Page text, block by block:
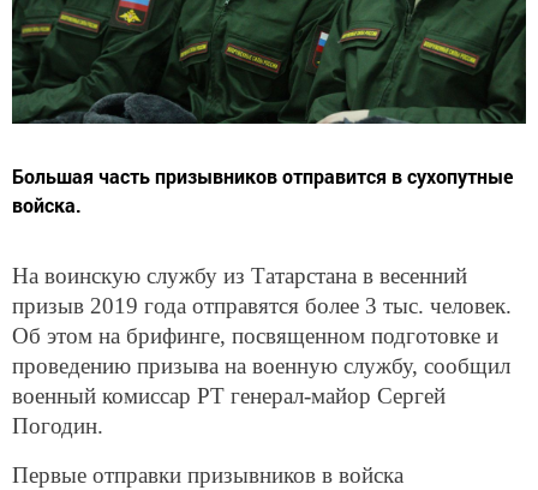
Большая часть призывников отправится в сухопутные
войска.
На воинскую службу из Татарстана в весенний
призыв 2019 года отправятся более 3 тыс. человек.
Об этом на брифинге, посвященном подготовке и
проведению призыва на военную службу, сообщил
военный комиссар РТ генерал-майор Сергей
Погодин.
Первые отправки призывников в войска